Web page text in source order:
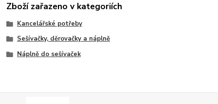
Zboží zařazeno v kategoriích
Kancelářské potřeby
Sešívačky, děrovačky a náplně
Náplně do sešívaček